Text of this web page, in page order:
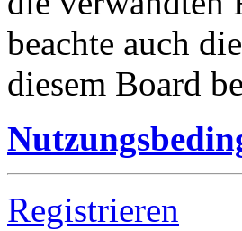
beachte auch
diesem Board
Registrieren